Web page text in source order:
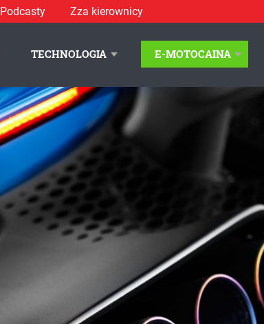
Podcasty Zza kierownicy
TECHNOLOGIA E-MOTOCAINA
REKLAMA KONTAKT